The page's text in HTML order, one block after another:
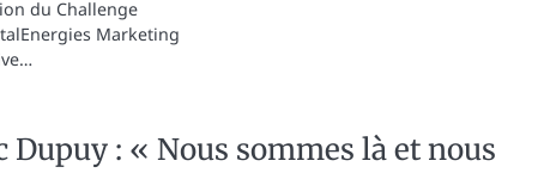
du Challenge
Marketing
Dupuy : « Nous sommes là et nous